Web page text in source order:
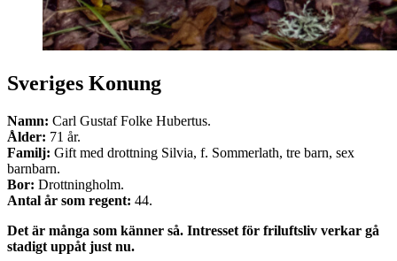
Sveriges Konung
Namn: Carl Gustaf Folke Hubertus.
Ålder: 71 år.
Familj: Gift med drottning Silvia, f. Sommerlath, tre barn, sex
barnbarn.
Bor: Drottningholm.
Antal år som regent: 44.
Det är många som känner så. Intresset för friluftsliv verkar gå
stadigt uppåt just nu.